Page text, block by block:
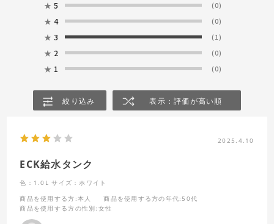
★ 5 (0)
★ 4 (0)
★ 3 (1)
★ 2 (0)
★ 1 (0)
絞り込み 表示：評価が高い順
2025.4.10
ECK給水タンク
色：1.0L サイズ：ホワイト
商品を使用する方 :本人 商品を使用する方の年代:50代
商品を使用する方の性別:女性